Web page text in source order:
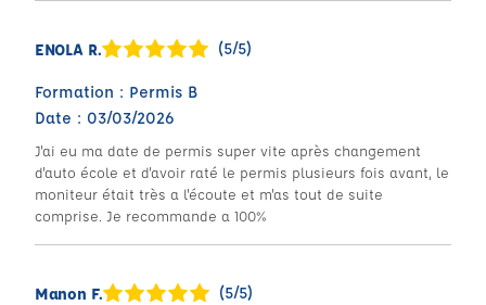
ENOLA R. (5/5)
Formation : Permis B
Date : 03/03/2026
J'ai eu ma date de permis super vite après changement
d'auto école et d'avoir raté le permis plusieurs fois avant, le
moniteur était très a l'écoute et m'as tout de suite
comprise. Je recommande a 100%
Manon F. (5/5)